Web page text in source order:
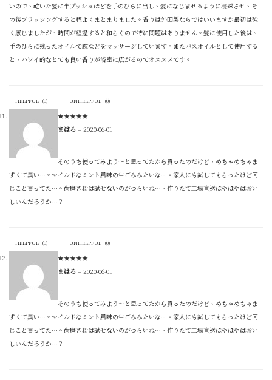
いので、乾いた髪に半プッシュほどを手のひらに出し、髪になじませるように浸透させ、そ
の後ブラッシングすると程よくまとまりました。香りは外国製ならではいいますか最初は強
く感じましたが、時間が経過すると和らぐので特に問題はありません。髪に使用した後は、
手のひらに残ったオイルで腕などをマッサージしています。またバスオイルとして使用する
と、ハワイ的なとても良い香りが浴室に広がるのでオススメです。
HELPFUL (0) UNHELPFUL (0)
★★★★★
まはろ – 2020-06-01
そのうち使ってみよう〜と思ってたから買ったのだけど、めちゃめちゃま
ずくて臭い…。マイルドなミント風味の生ごみみたいな…。家人にも試してもらったけど同
じこと言ってた…。歯磨き粉は試せないのがつらいね…、作りたて工場直送ほやほやはおい
しいんだろうか…？
HELPFUL (0) UNHELPFUL (0)
★★★★★
まはろ – 2020-06-01
そのうち使ってみよう〜と思ってたから買ったのだけど、めちゃめちゃま
ずくて臭い…。マイルドなミント風味の生ごみみたいな…。家人にも試してもらったけど同
じこと言ってた…。歯磨き粉は試せないのがつらいね…、作りたて工場直送ほやほやはおい
しいんだろうか…？